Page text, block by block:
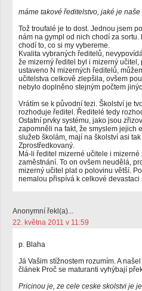
máme takové ředitelstvo, jaké je naše
Tož troufalé je to dost. Jednou jsem
nám na gympl od nich chodí za
chodí to, co si my vybereme.
Kvalita vybraných ředitelů,
že mizerný ředitel byl i mizerný učitel,
ustaveno N mizerných ředitelů,
učitelstva celkově zlepšila, ovšem
nebylo doplněno stejným počtem
Vrátím se k původní tezi. Školství je
rozhoduje ředitel. Ředitelé tedy
Ostatní prvky systému, jako jsou
zapomněli na fakt, že smyslem jejich
služeb školám, mají na školství asi
Zprostředkovaný.
Má-li ředitel mizerné učitele i
zaměstnání. To on ovšem neudělá,
mizerný učitel plat o polovinu větší.
nemalou přispívá k celkové devastaci
Anonymní řekl(a)...
22. května 2011 v 11:59
p. Blaha
Já Vašim stížnostem rozumím. A
článek Proč se maturanti vyhýbají
Pricinou je, ze cele ceske skolstvi je